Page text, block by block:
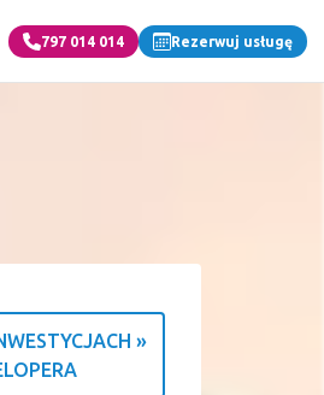
797 014 014 Rezerwuj usługę
»